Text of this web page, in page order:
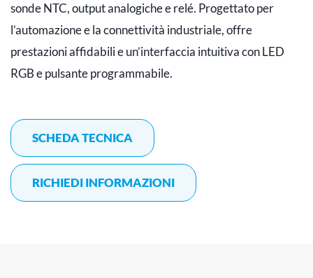
sonde NTC, output analogiche e relé. Progettato per
l’automazione e la connettività industriale, offre
prestazioni affidabili e un’interfaccia intuitiva con LED
RGB e pulsante programmabile.
SCHEDA TECNICA
RICHIEDI INFORMAZIONI